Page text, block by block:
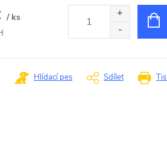
/ ks
Hlídací pes Sdílet